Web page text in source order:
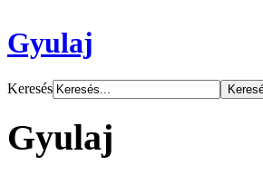
Gyulaj
Keresés
Gyulaj